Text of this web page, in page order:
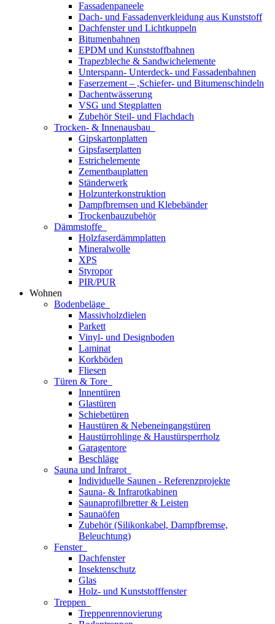
Fassadenpaneele
Dach- und Fassadenverkleidung aus Kunststoff
Dachfenster und Lichtkuppeln
Bitumenbahnen
EPDM und Kunststoffbahnen
Trapezbleche & Sandwichelemente
Unterspann- Unterdeck- und Fassadenbahnen
Faserzement – ,Schiefer- und Bitumenschindeln
Dachentwässerung
VSG und Stegplatten
Zubehör Steil- und Flachdach
Trocken- & Innenausbau
Gipskartonplatten
Gipsfaserplatten
Estrichelemente
Zementbauplatten
Ständerwerk
Holzunterkonstruktion
Dampfbremsen und Klebebänder
Trockenbauzubehör
Dämmstoffe
Holzfaserdämmplatten
Mineralwolle
XPS
Styropor
PIR/PUR
Wohnen
Bodenbeläge
Massivholzdielen
Parkett
Vinyl- und Designboden
Laminat
Korkböden
Fliesen
Türen & Tore
Innentüren
Glastüren
Schiebetüren
Haustüren & Nebeneingangstüren
Haustürrohlinge & Haustürsperrholz
Garagentore
Beschläge
Sauna und Infrarot
Individuelle Saunen - Referenzprojekte
Sauna- & Infrarotkabinen
Saunaprofilbretter & Leisten
Saunaöfen
Zubehör (Silikonkabel, Dampfbremse,
Beleuchtung)
Fenster
Dachfenster
Insektenschutz
Glas
Holz- und Kunststofffenster
Treppen
Treppenrennovierung